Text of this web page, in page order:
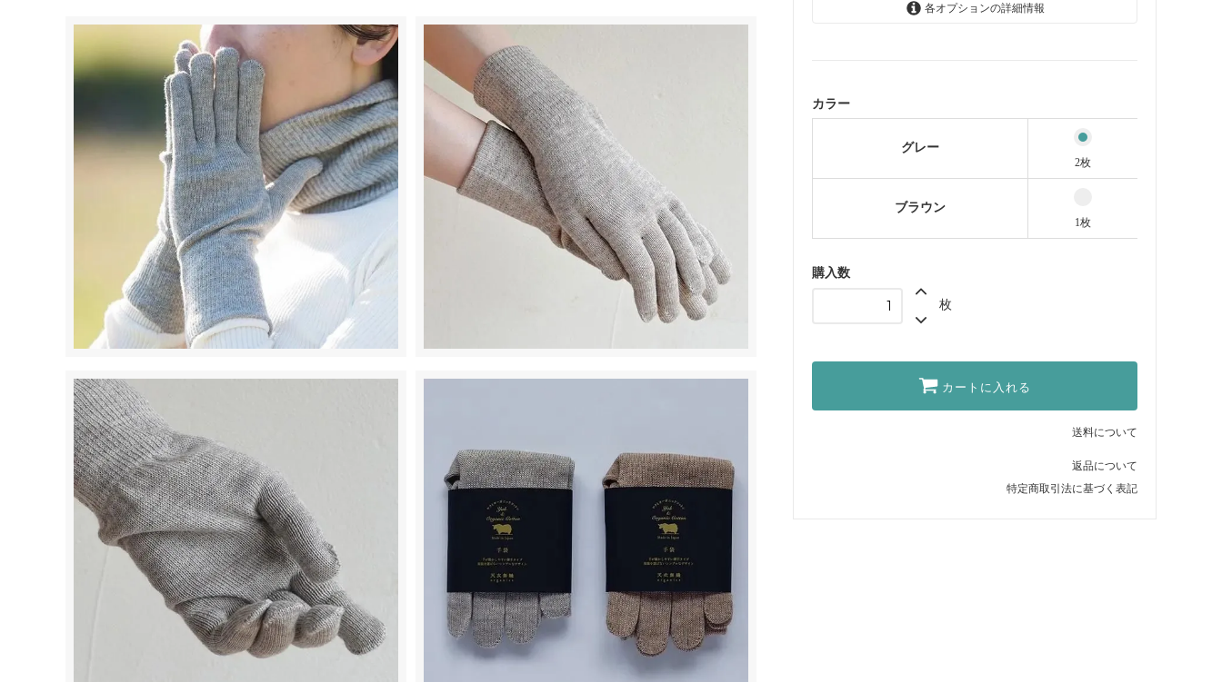
各オプションの詳細情報
カラー
グレー
2枚
ブラウン
1枚
購入数
枚
カートに入れる
送料について
返品について
特定商取引法に基づく表記